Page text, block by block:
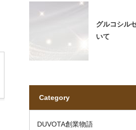
グルコシル
いて
Category
DUVOTA創業物語